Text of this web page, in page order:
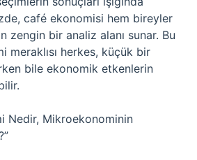
café ekonomisi hem bireyler
zengin bir analiz alanı sunar. Bu
meraklısı herkes, küçük bir
bile ekonomik etkenlerin
Nedir, Mikroekonominin